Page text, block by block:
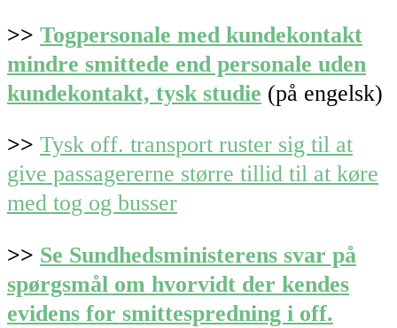
>> Togpersonale med kundekontakt
mindre smittede end personale uden
kundekontakt, tysk studie (på engelsk)
>> Tysk off. transport ruster sig til at
give passagererne større tillid til at køre
med tog og busser
>> Se Sundhedsministerens svar på
spørgsmål om hvorvidt der kendes
evidens for smittespredning i off.